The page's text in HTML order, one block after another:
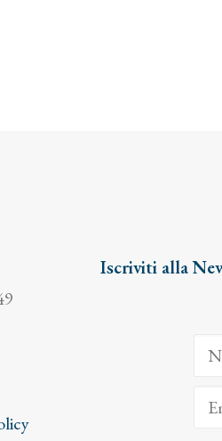
Iscriviti alla